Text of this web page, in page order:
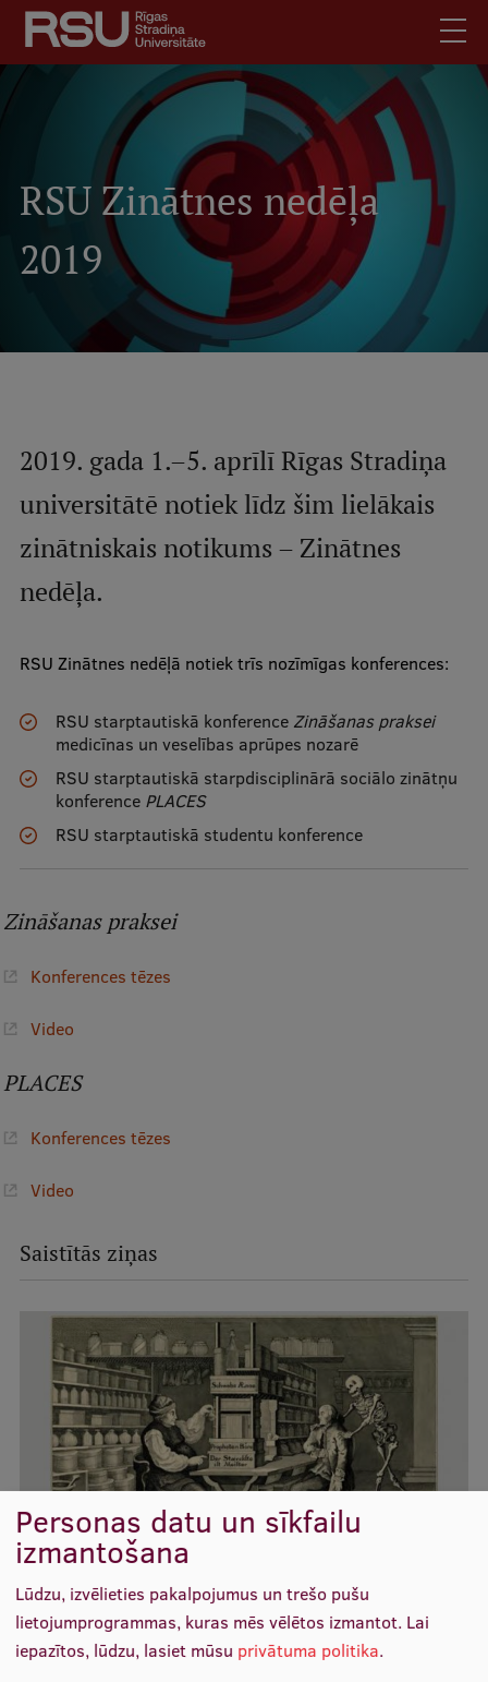
Pārlekt
galveno
saturu
Meklēt Mobile
augšējā
izvēlne
Skolēniem
Studentiem
Absolventiem
Darba devējiem
Vakances
Mobile
galvenā
izvēlne
Studiju iespējas
Maģistra studiju programmas
Doktorantūra
Uzņemšana
Praktiska informācija
Par RSU
Studentu dzīve
Studiju norises vietas
Stratēģija
Struktūra
RSU fonds
Aula
Muzeji un ekspozīcijas
Ģerbonis
Projekti
Virtuālā tūre
Ilgtspējīga attīstība
RSU Zinātnes nedēļa
2019
2019. gada 1.–5. aprīlī Rīgas Stradiņa
universitātē notiek līdz šim lielākais
zinātniskais notikums – Zinātnes
nedēļa.
RSU Zinātnes nedēļā notiek trīs nozīmīgas konferences:
RSU starptautiskā konference Zināšanas praksei
medicīnas un veselības aprūpes nozarē
RSU starptautiskā starpdisciplinārā sociālo zinātņu
konference PLACES
RSU starptautiskā studentu konference
Zināšanas praksei
Konferences tēzes
Video
PLACES
Konferences tēzes
Video
Saistītās ziņas
RSU Zinātnes nedēļā iznācis brīvpieejas akadēmiskā
žurnāla "Acta medico-historica Rigensia" jaunākais
numurs
Personas datu un sīkfailu
izmantošana
Lūdzu, izvēlieties pakalpojumus un trešo pušu
lietojumprogrammas, kuras mēs vēlētos izmantot. Lai
iepazītos, lūdzu, lasiet mūsu privātuma politika.